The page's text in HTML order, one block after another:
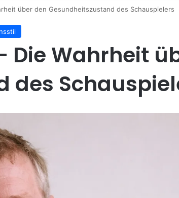
über den Gesundheitszustand des Schauspielers
Die Wahrheit
des